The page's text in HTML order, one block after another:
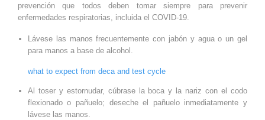
prevención que todos deben tomar siempre para prevenir
enfermedades respiratorias, incluida el COVID-19.
Lávese las manos frecuentemente con jabón y agua o un gel
para manos a base de alcohol.
what to expect from deca and test cycle
Al toser y estornudar, cúbrase la boca y la nariz con el codo
flexionado o pañuelo; deseche el pañuelo inmediatamente y
lávese las manos.